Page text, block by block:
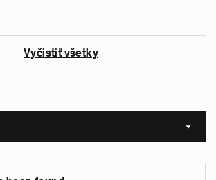
Vyčistiť všetky
Sort